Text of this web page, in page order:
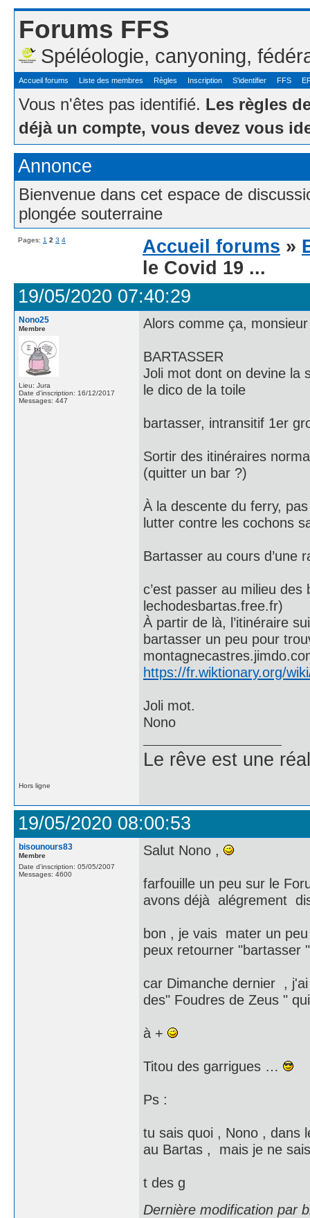
Forums FFS
Spéléologie, canyoning,
Accueil forums Liste des membres Règles Inscription S'identifier FFS
Vous n'êtes pas identifié. Les règles
déjà un compte, vous devez vous
Annonce
Bienvenue dans cet espace de
plongée souterraine
Pages: 1 2 3 4 Accueil forums »
le Covid 19 ...
19/05/2020 07:40:29
Nono25
Membre
Lieu: Jura
Date d'inscription: 16/12/2017
Messages: 447
Alors comme ça,
BARTASSER
Joli mot dont on devine la
le dico de la toile
bartasser, intransitif 1er
Sortir des itinéraires
(quitter un bar ?)
À la descente du ferry,
lutter contre les cochons
Bartasser au cours d’une
c’est passer au milieu
lechodesbartas.free.fr)
À partir de là, l’itinéraire
bartasser un peu pour
https://fr.wiktionary.org/
Joli mot.
Nono
Le rêve est une
Hors ligne
19/05/2020 08:00:53
bisounours83
Membre
Date d'inscription: 05/05/2007
Messages: 4600
Salut Nono ,
farfouille un peu sur le
avons déjà alégrement
bon , je vais mater un
peux retourner
car Dimanche dernier ,
des" Foudres de Zeus "
à +
Titou des garrigues …
Ps :
tu sais quoi , Nono ,
au Bartas , mais je ne
t des g
Dernière modification par